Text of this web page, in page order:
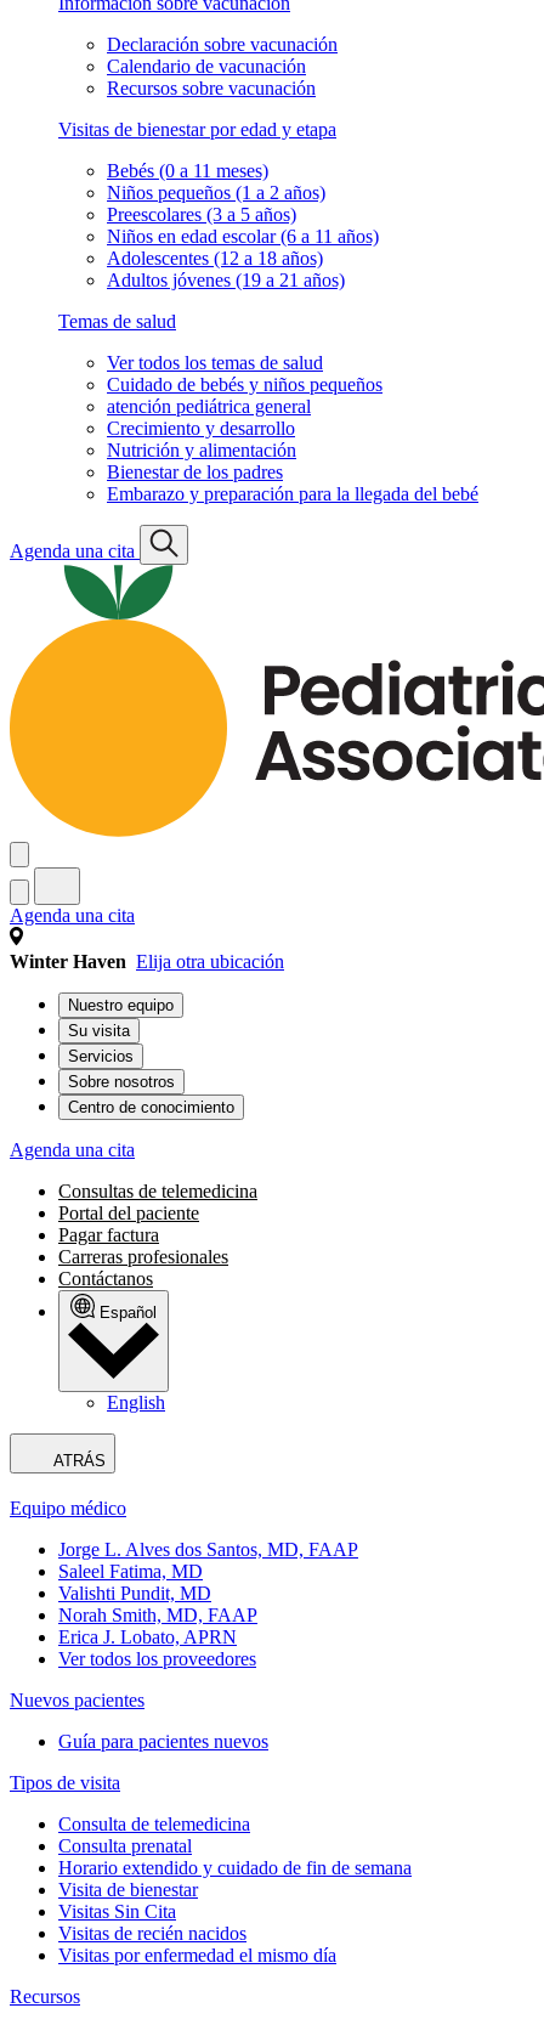
Declaración sobre vacunación
Calendario de vacunación
Recursos sobre vacunación
Visitas de bienestar por edad y etapa
Bebés (0 a 11 meses)
Niños pequeños (1 a 2 años)
Preescolares (3 a 5 años)
Niños en edad escolar (6 a 11 años)
Adolescentes (12 a 18 años)
Adultos jóvenes (19 a 21 años)
Temas de salud
Ver todos los temas de salud
Cuidado de bebés y niños pequeños
atención pediátrica general
Crecimiento y desarrollo
Nutrición y alimentación
Bienestar de los padres
Embarazo y preparación para la llegada del bebé
Agenda una cita
Agenda una cita
Winter Haven Elija otra ubicación
Nuestro equipo
Su visita
Servicios
Sobre nosotros
Centro de conocimiento
Agenda una cita
Consultas de telemedicina
Portal del paciente
Pagar factura
Carreras profesionales
Contáctanos
Español
English
ATRÁS
Equipo médico
Jorge L. Alves dos Santos, MD, FAAP
Saleel Fatima, MD
Valishti Pundit, MD
Norah Smith, MD, FAAP
Erica J. Lobato, APRN
Ver todos los proveedores
Nuevos pacientes
Guía para pacientes nuevos
Tipos de visita
Consulta de telemedicina
Consulta prenatal
Horario extendido y cuidado de fin de semana
Visita de bienestar
Visitas Sin Cita
Visitas de recién nacidos
Visitas por enfermedad el mismo día
Recursos